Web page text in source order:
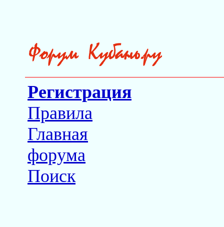
Регистрация
Правила
Главная
форума
Поиск